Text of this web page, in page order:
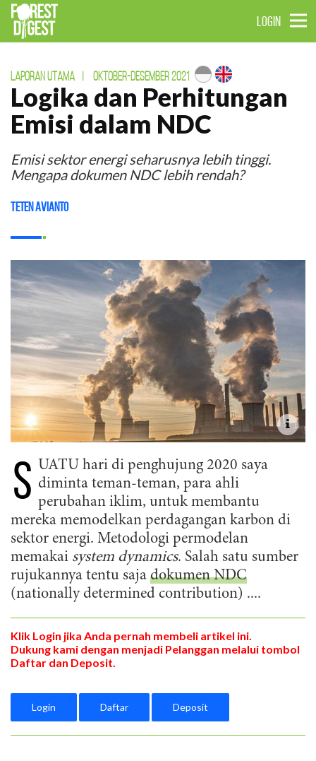
LOGIN
LAPORAN UTAMA OKTOBER-DESEMBER 2021
Logika dan Perhitungan
Emisi dalam NDC
Emisi sektor energi seharusnya lebih tinggi.
Mengapa dokumen NDC lebih rendah?
Teten Avianto
S UATU hari di penghujung 2020 saya
diminta teman-teman, para ahli
perubahan iklim, untuk membantu
mereka memodelkan perdagangan karbon di
sektor energi. Metodologi permodelan
memakai system dynamics. Salah satu sumber
rujukannya tentu saja dokumen NDC
(nationally determined contribution) ....
Klik Login jika Anda pernah membeli artikel ini.
Dukung kami dengan menjadi Pelanggan melalui tombol
Daftar dan Deposit.
Login Daftar Deposit